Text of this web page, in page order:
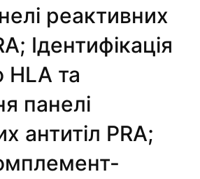
реактивних
Ідентифікація
HLA та
панелі
антитіл PRA;